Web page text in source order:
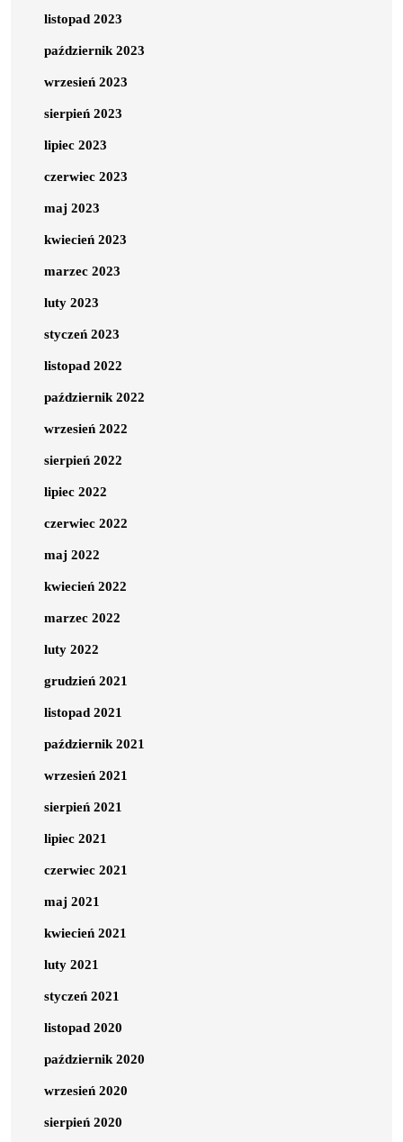
listopad 2023
październik 2023
wrzesień 2023
sierpień 2023
lipiec 2023
czerwiec 2023
maj 2023
kwiecień 2023
marzec 2023
luty 2023
styczeń 2023
listopad 2022
październik 2022
wrzesień 2022
sierpień 2022
lipiec 2022
czerwiec 2022
maj 2022
kwiecień 2022
marzec 2022
luty 2022
grudzień 2021
listopad 2021
październik 2021
wrzesień 2021
sierpień 2021
lipiec 2021
czerwiec 2021
maj 2021
kwiecień 2021
luty 2021
styczeń 2021
listopad 2020
październik 2020
wrzesień 2020
sierpień 2020